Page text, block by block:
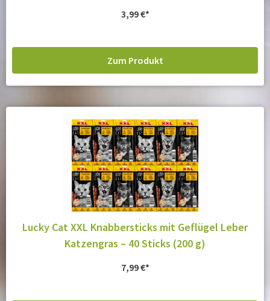
3,99€
Zum Produkt
Lucky Cat XXL Knabbersticks mit Geflügel Leber
Katzengras – 40 Sticks (200 g)
7,99€